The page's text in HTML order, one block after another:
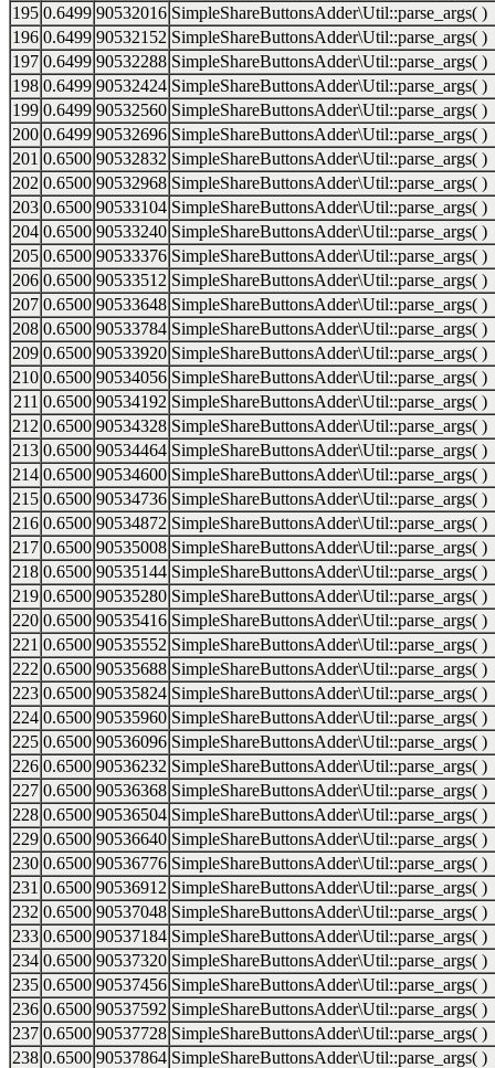
195 0.6499 90532016 SimpleShareButtonsAdder\Util::parse_args( )
196 0.6499 90532152 SimpleShareButtonsAdder\Util::parse_args( )
197 0.6499 90532288 SimpleShareButtonsAdder\Util::parse_args( )
198 0.6499 90532424 SimpleShareButtonsAdder\Util::parse_args( )
199 0.6499 90532560 SimpleShareButtonsAdder\Util::parse_args( )
200 0.6499 90532696 SimpleShareButtonsAdder\Util::parse_args( )
201 0.6500 90532832 SimpleShareButtonsAdder\Util::parse_args( )
202 0.6500 90532968 SimpleShareButtonsAdder\Util::parse_args( )
203 0.6500 90533104 SimpleShareButtonsAdder\Util::parse_args( )
204 0.6500 90533240 SimpleShareButtonsAdder\Util::parse_args( )
205 0.6500 90533376 SimpleShareButtonsAdder\Util::parse_args( )
206 0.6500 90533512 SimpleShareButtonsAdder\Util::parse_args( )
207 0.6500 90533648 SimpleShareButtonsAdder\Util::parse_args( )
208 0.6500 90533784 SimpleShareButtonsAdder\Util::parse_args( )
209 0.6500 90533920 SimpleShareButtonsAdder\Util::parse_args( )
210 0.6500 90534056 SimpleShareButtonsAdder\Util::parse_args( )
211 0.6500 90534192 SimpleShareButtonsAdder\Util::parse_args( )
212 0.6500 90534328 SimpleShareButtonsAdder\Util::parse_args( )
213 0.6500 90534464 SimpleShareButtonsAdder\Util::parse_args( )
214 0.6500 90534600 SimpleShareButtonsAdder\Util::parse_args( )
215 0.6500 90534736 SimpleShareButtonsAdder\Util::parse_args( )
216 0.6500 90534872 SimpleShareButtonsAdder\Util::parse_args( )
217 0.6500 90535008 SimpleShareButtonsAdder\Util::parse_args( )
218 0.6500 90535144 SimpleShareButtonsAdder\Util::parse_args( )
219 0.6500 90535280 SimpleShareButtonsAdder\Util::parse_args( )
220 0.6500 90535416 SimpleShareButtonsAdder\Util::parse_args( )
221 0.6500 90535552 SimpleShareButtonsAdder\Util::parse_args( )
222 0.6500 90535688 SimpleShareButtonsAdder\Util::parse_args( )
223 0.6500 90535824 SimpleShareButtonsAdder\Util::parse_args( )
224 0.6500 90535960 SimpleShareButtonsAdder\Util::parse_args( )
225 0.6500 90536096 SimpleShareButtonsAdder\Util::parse_args( )
226 0.6500 90536232 SimpleShareButtonsAdder\Util::parse_args( )
227 0.6500 90536368 SimpleShareButtonsAdder\Util::parse_args( )
228 0.6500 90536504 SimpleShareButtonsAdder\Util::parse_args( )
229 0.6500 90536640 SimpleShareButtonsAdder\Util::parse_args( )
230 0.6500 90536776 SimpleShareButtonsAdder\Util::parse_args( )
231 0.6500 90536912 SimpleShareButtonsAdder\Util::parse_args( )
232 0.6500 90537048 SimpleShareButtonsAdder\Util::parse_args( )
233 0.6500 90537184 SimpleShareButtonsAdder\Util::parse_args( )
234 0.6500 90537320 SimpleShareButtonsAdder\Util::parse_args( )
235 0.6500 90537456 SimpleShareButtonsAdder\Util::parse_args( )
236 0.6500 90537592 SimpleShareButtonsAdder\Util::parse_args( )
237 0.6500 90537728 SimpleShareButtonsAdder\Util::parse_args( )
238 0.6500 90537864 SimpleShareButtonsAdder\Util::parse_args( )